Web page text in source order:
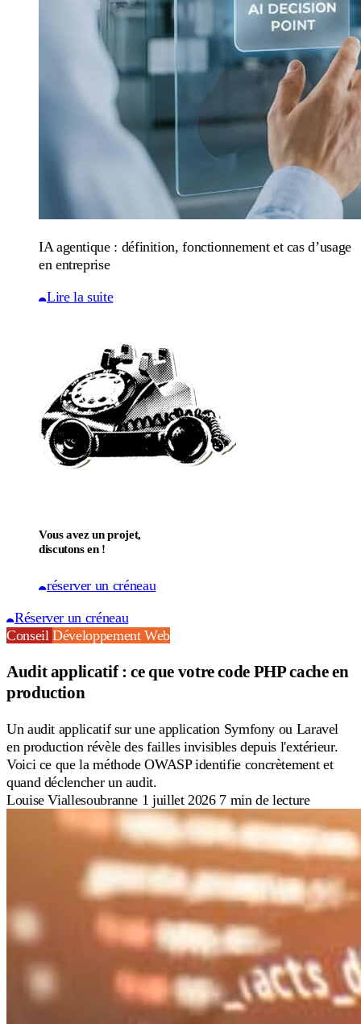
IA agentique : définition, fonctionnement et cas d’usage
en entreprise
Lire la suite
Vous avez un projet,
discutons en !
réserver un créneau
Réserver un créneau
ConseilDéveloppement Web
Audit applicatif : ce que votre code PHP cache en
production
Un audit applicatif sur une application Symfony ou Laravel
en production révèle des failles invisibles depuis l'extérieur.
Voici ce que la méthode OWASP identifie concrètement et
quand déclencher un audit.
Louise Viallesoubranne 1 juillet 2026 7 min de lecture